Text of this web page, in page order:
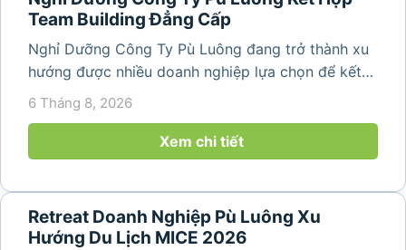
Team Building Đẳng Cấp
Nghỉ Dưỡng Công Ty Pù Luông đang trở thành xu
hướng được nhiều doanh nghiệp lựa chọn để kết
hợp giữa nghỉ ngơi, tái tạo năng lượng và xây
lịch đơn thuần, nhiều công ty...
6 Tháng 8, 2026
Xem chi tiết
Retreat Doanh Nghiệp Pù Luông Xu
Hướng Du Lịch MICE 2026